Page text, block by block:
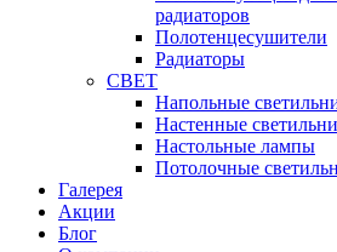
радиаторов
Полотенцесушители
Радиаторы
СВЕТ
Напольные
Настенные
Настольные лампы
Потолочные
Галерея
Акции
Блог